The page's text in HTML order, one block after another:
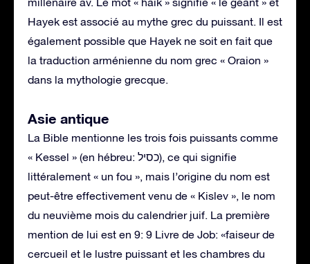
Hayek est associé au mythe grec du puissant. Il est
également possible que Hayek ne soit en fait que
la traduction arménienne du nom grec « Oraion »
dans la mythologie grecque.
Asie antique
La Bible mentionne les trois fois puissants comme
« Kessel » (en hébreu: כסיל), ce qui signifie
littéralement « un fou », mais l’origine du nom est
peut-être effectivement venu de « Kislev », le nom
du neuvième mois du calendrier juif. La première
mention de lui est en 9: 9 Livre de Job: «faiseur de
cercueil et le lustre puissant et les chambres du